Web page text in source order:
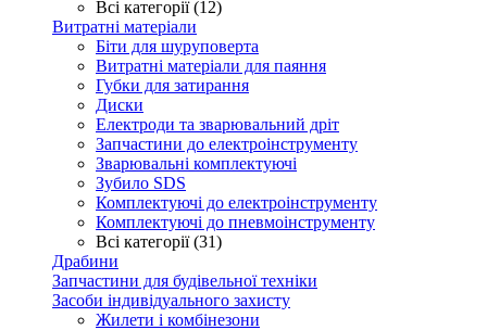
Всі категорії (12)
Витратні матеріали
Біти для шуруповерта
Витратні матеріали для паяння
Губки для затирання
Диски
Електроди та зварювальний дріт
Запчастини до електроінструменту
Зварювальні комплектуючі
Зубило SDS
Комплектуючі до електроінструменту
Комплектуючі до пневмоінструменту
Всі категорії (31)
Драбини
Запчастини для будівельної техніки
Засоби індивідуального захисту
Жилети і комбінезони